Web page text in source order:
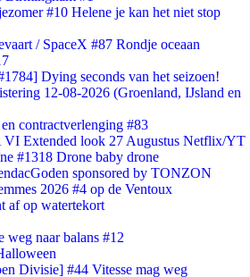
#10 Helene je kan het niet stop
/ SpaceX #87 Rondje oceaan
Dying seconds van het seizoen!
12-08-2026 (Groenland, IJsland en
contractverlenging #83
Extended look 27 Augustus Netflix/YT
#1318 Drone baby drone
sponsored by TONZON
2026 #4 op de Ventoux
af op watertekort
naar balans #12
Divisie] #44 Vitesse mag weg